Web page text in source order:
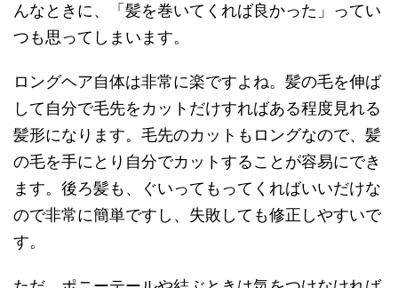
んなときに、「髪を巻いてくれば良かった」ってい
つも思ってしまいます。
ロングヘア自体は非常に楽ですよね。髪の毛を伸ば
して自分で毛先をカットだけすればある程度見れる
髪形になります。毛先のカットもロングなので、髪
の毛を手にとり自分でカットすることが容易にでき
ます。後ろ髪も、ぐいってもってくればいいだけな
ので非常に簡単ですし、失敗しても修正しやすいで
す。